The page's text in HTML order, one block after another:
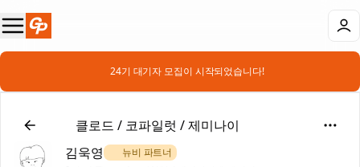
📣 24기 대기자 모집이 시작되었습니다!
🤖클로드 / 코파일럿 / 제미나이
김욱영
🌿 뉴비 파트너